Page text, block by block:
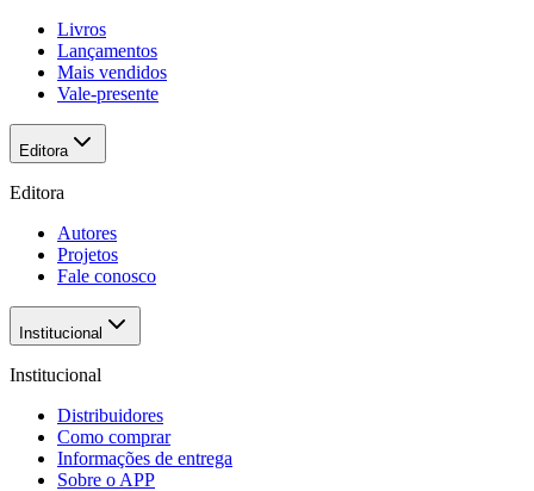
Livros
Lançamentos
Mais vendidos
Vale-presente
Editora
Editora
Autores
Projetos
Fale conosco
Institucional
Institucional
Distribuidores
Como comprar
Informações de entrega
Sobre o APP